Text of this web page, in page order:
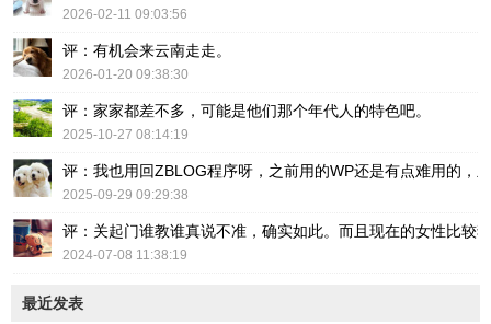
2026-02-11 09:03:56
评：有机会来云南走走。
2026-01-20 09:38:30
评：家家都差不多，可能是他们那个年代人的特色吧。
2025-10-27 08:14:19
评：我也用回ZBLOG程序呀，之前用的WP还是有点难用的，
2025-09-29 09:29:38
评：关起门谁教谁真说不准，确实如此。而且现在的女性比较
2024-07-08 11:38:19
最近发表